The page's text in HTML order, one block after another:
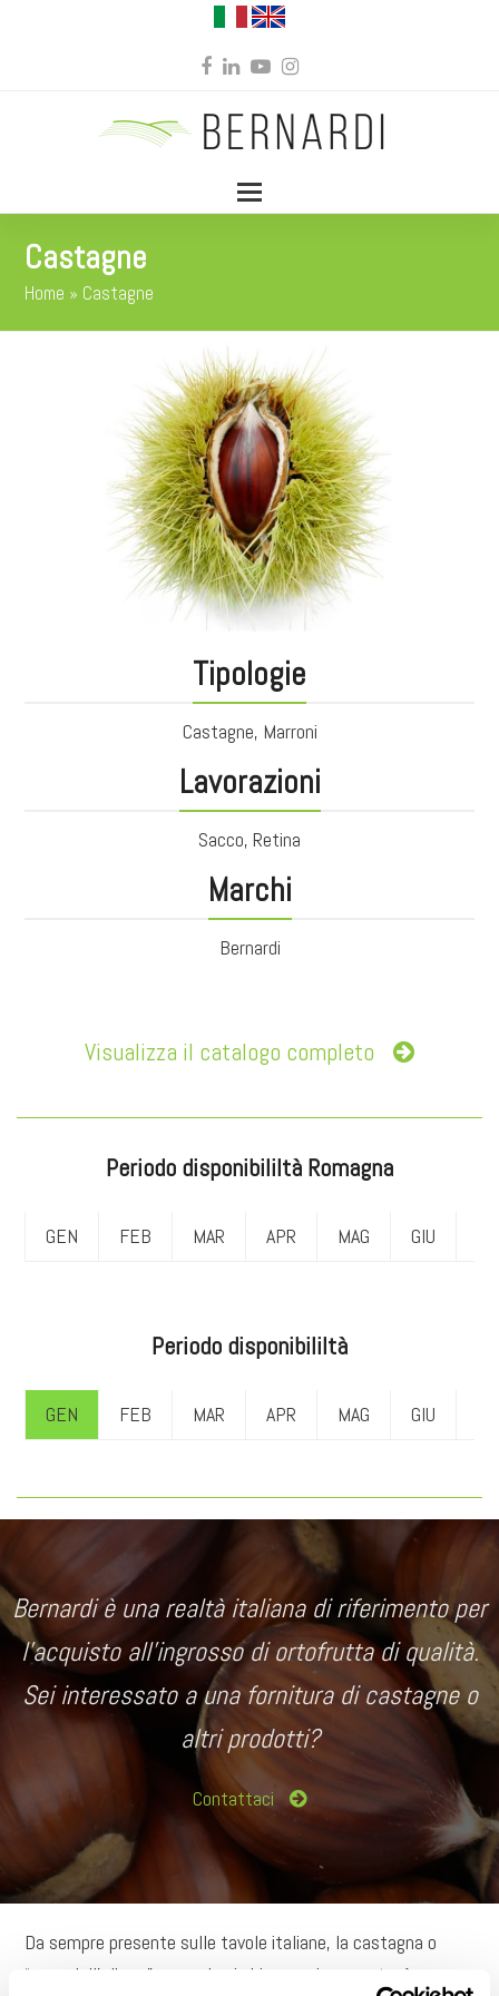
Facebook
LinkedIn
YouTubeInstagram
Castagne
Home » Castagne
Tipologie
Castagne, Marroni
Lavorazioni
Sacco, Retina
Marchi
Bernardi
Visualizza il catalogo completo
Periodo disponibililtà Romagna
GEN FEB MAR APR MAG GIU
Periodo disponibililtà
GEN FEB MAR APR MAG GIU
Bernardi è una realtà italiana di riferimento per
l’acquisto all’ingrosso di ortofrutta di qualità.
Sei interessato a una fornitura di castagne o
altri prodotti?
Contattaci
Da sempre presente sulle tavole italiane, la castagna o
“pane dell’albero”, come la si chiamava in passato, è un